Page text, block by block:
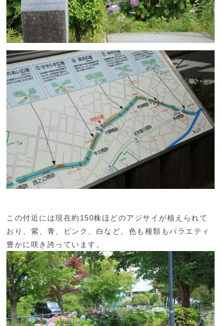
この付近には現在約150株ほどのアジサイが植えられて
おり、紫、青、ピンク、白など、色も種類もバラエティ
豊かに咲き誇っています。